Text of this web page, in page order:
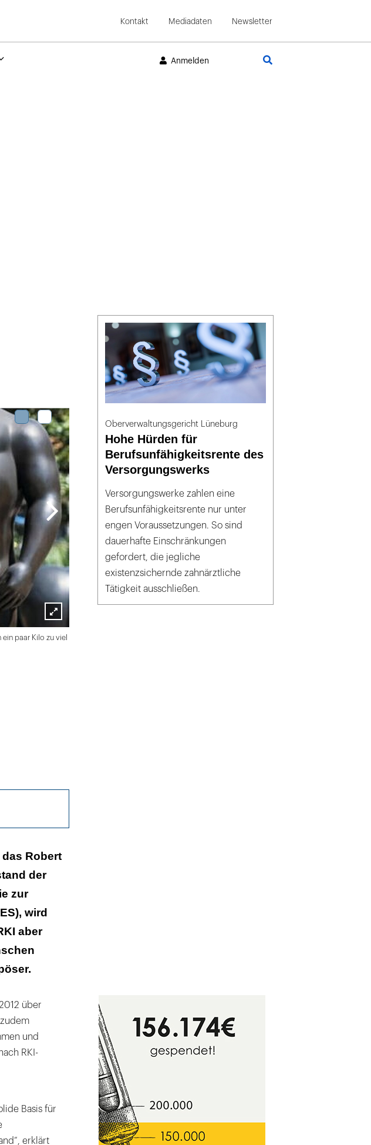
Kontakt Mediadaten Newsletter
Anmelden
Lightbox
öffnen
paar Kilo zu viel
Robert
der
zur
wird
aber
über
und
RKI-
Basis für
erklärt
Oberverwaltungsgericht Lüneburg
Hohe Hürden für
Berufsunfähigkeitsrente des
Versorgungswerks
Versorgungswerke zahlen eine
Berufsunfähigkeitsrente nur unter
engen Voraussetzungen. So sind
dauerhafte Einschränkungen
gefordert, die jegliche
existenzsichernde zahnärztliche
Tätigkeit ausschließen.